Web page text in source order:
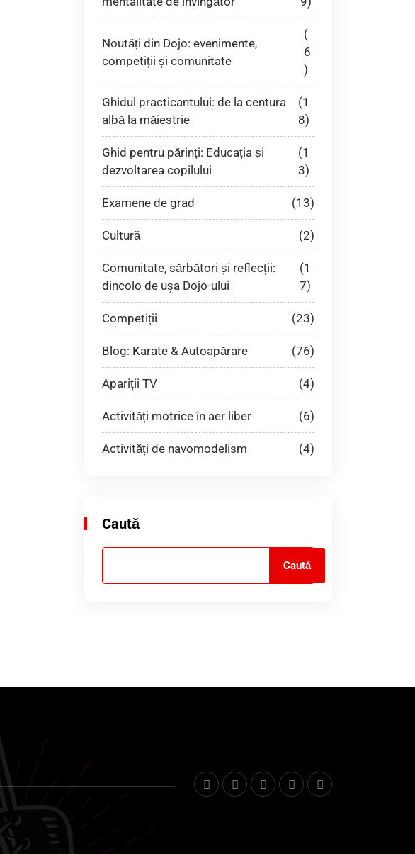
Noutăți din Dojo: evenimente,
competiții și comunitate
(
6
)
Ghidul practicantului: de la centura
albă la măiestrie
(1
8)
Ghid pentru părinți: Educația și
dezvoltarea copilului
(1
3)
Examene de grad (13)
Cultură (2)
Comunitate, sărbători și reflecții:
dincolo de ușa Dojo-ului
(1
7)
Competiții (23)
Blog: Karate & Autoapărare (76)
Apariții TV (4)
Activități motrice în aer liber (6)
Activități de navomodelism (4)
Caută
Caută